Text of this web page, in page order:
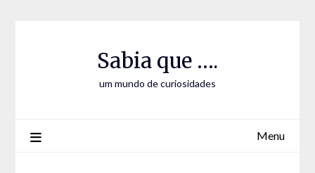
Sabia que ….
um mundo de curiosidades
Menu